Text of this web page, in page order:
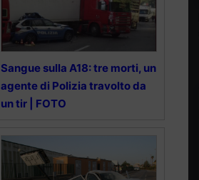
Sangue sulla A18: tre morti, un
agente di Polizia travolto da
un tir | FOTO